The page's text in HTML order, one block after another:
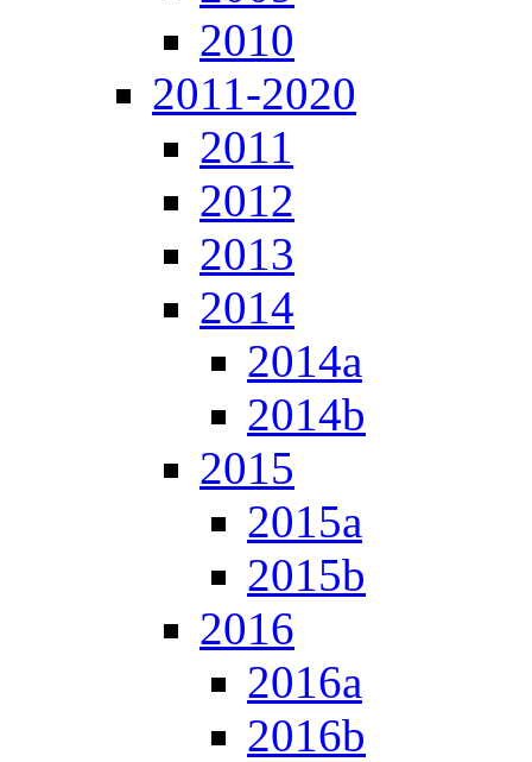
2010
2011-2020
2011
2012
2013
2014
2014a
2014b
2015
2015a
2015b
2016
2016a
2016b